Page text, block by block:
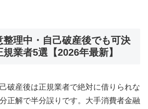
整理中・自己破産後でも可決
業者5選【2026年最新】
破産後は正規業者で絶対に借りられな
解で半分誤りです。大手消費者金融